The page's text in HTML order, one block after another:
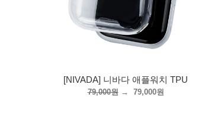
[NIVADA] 니바다 애플워치 TPU
79,000원→ 79,000원